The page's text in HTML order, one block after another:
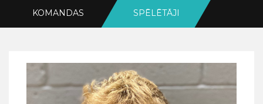
KOMANDAS SPĒLĒTĀJI